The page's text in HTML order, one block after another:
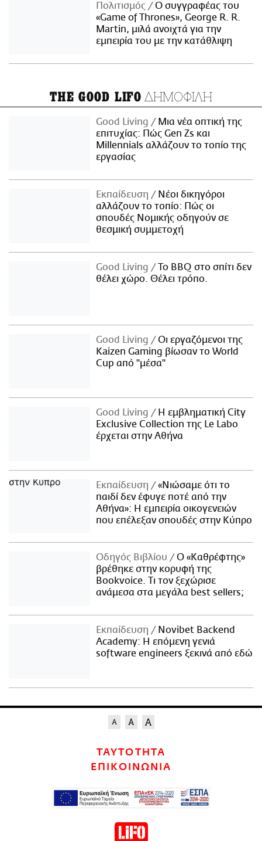
Πολιτισμός
Ο συγγραφέας του
«Game of Thrones», George R. R.
Martin, μιλά ανοιχτά για την
εμπειρία του με την κατάθλιψη
THE GOOD LIFO ΔΗΜΟΦΙΛΗ
Good Living
Μια νέα οπτική της
επιτυχίας: Πώς Gen Zs και
Millennials αλλάζουν το τοπίο της
εργασίας
Εκπαίδευση
Νέοι δικηγόροι
αλλάζουν το τοπίο: Πώς οι
σπουδές Νομικής οδηγούν σε
θεσμική συμμετοχή
Good Living
Το BBQ στο σπίτι δεν
θέλει χώρο. Θέλει τρόπο.
Good Living
Οι εργαζόμενοι της
Kaizen Gaming βίωσαν το World
Cup από "μέσα"
Good Living
Η εμβληματική City
Exclusive Collection της Le Labo
έρχεται στην Αθήνα
Εκπαίδευση
«Νιώσαμε ότι το
παιδί δεν έφυγε ποτέ από την
Αθήνα»: Η εμπειρία οικογενειών
που επέλεξαν σπουδές στην Κύπρο
Οδηγός Βιβλίου
Ο «Καθρέφτης»
βρέθηκε στην κορυφή της
Bookvoice. Τι τον ξεχώρισε
ανάμεσα στα μεγάλα best sellers;
Εκπαίδευση
Novibet Backend
Academy: Η επόμενη γενιά
software engineers ξεκινά από εδώ
ΤΑΥΤΟΤΗΤΑ
ΕΠΙΚΟΙΝΩΝΙΑ